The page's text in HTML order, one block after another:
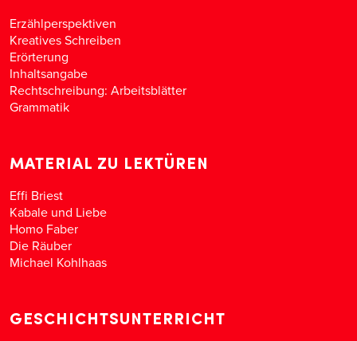
Erzählperspektiven
Kreatives Schreiben
Erörterung
Inhaltsangabe
Rechtschreibung: Arbeitsblätter
Grammatik
MATERIAL ZU LEKTÜREN
Effi Briest
Kabale und Liebe
Homo Faber
Die Räuber
Michael Kohlhaas
GESCHICHTSUNTERRICHT